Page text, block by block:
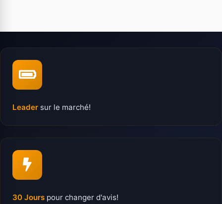
Leader sur le marché!
30 Jours pour changer d'avis!